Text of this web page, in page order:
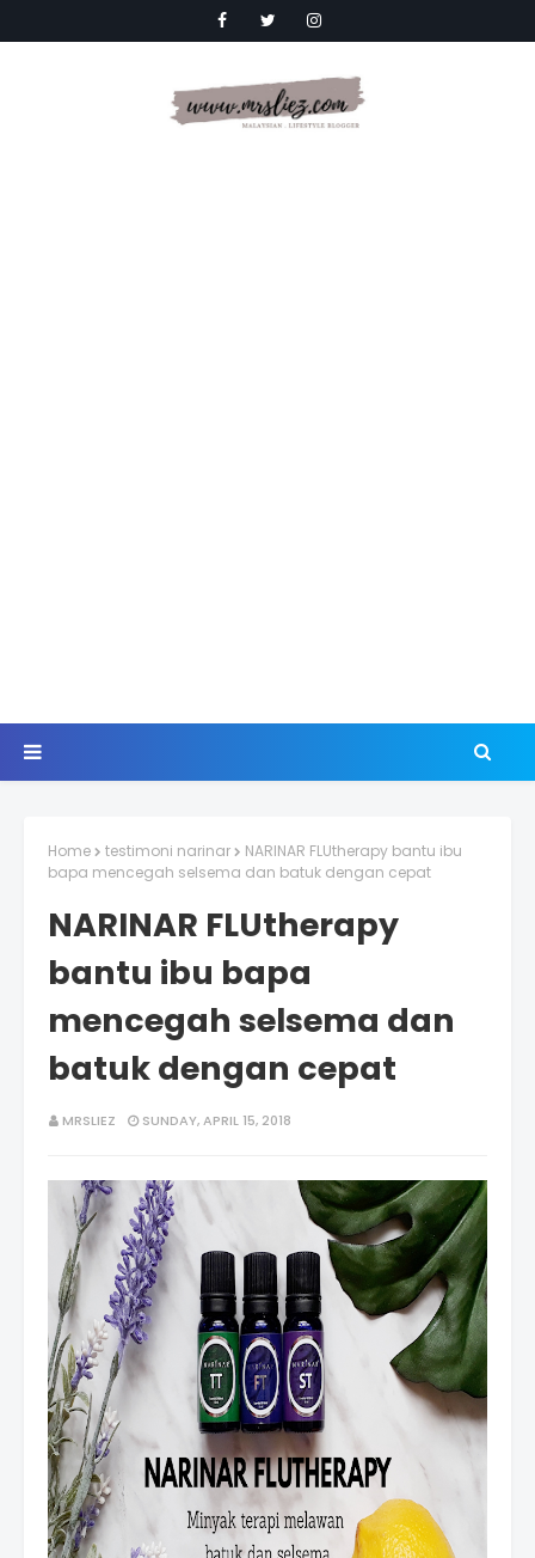
Home testimoni narinar
NARINAR FLUtherapy bantu ibu
bapa mencegah selsema dan batuk dengan cepat
NARINAR FLUtherapy
bantu ibu bapa
mencegah selsema dan
batuk dengan cepat
MRSLIEZ SUNDAY, APRIL 15, 2018